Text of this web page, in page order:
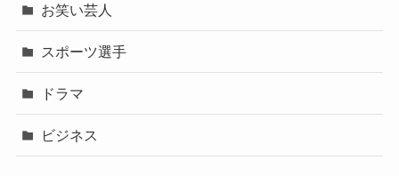
お笑い芸人
スポーツ選手
ドラマ
ビジネス